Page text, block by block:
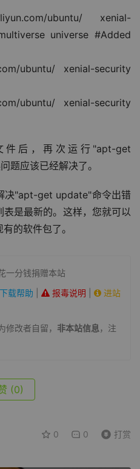
ubuntu/ xenial-
universe #Added
ubuntu/ xenial-security
ubuntu/ xenial-security
件后，再次运行"apt-get
题应该已经解决了。
决"apt-get update"命令出错
是最新的。这样，您就可以
的软件包了。
一分钱捐赠本站
下载帮助 报毒说明
进站
改者自留， 非本站信息，注
(0)
0 0 打赏